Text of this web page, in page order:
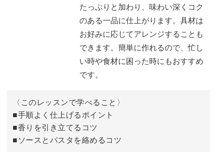
トマト缶を入れて煮詰める 10:12
14:47
16:42
たっぷりと加わり、味わい深くコク
のある一品に仕上がります。具材は
お好みに応じてアレンジすることも
できます。簡単に作れるので、忙し
い時や食材に困った時にもおすすめ
です。
〈このレッスンで学べること〉
■手順よく仕上げるポイント
■香りを引き立てるコツ
■ソースとパスタを絡めるコツ